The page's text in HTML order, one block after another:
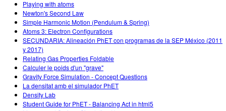
Playing with atoms
Newton's Second Law
Simple Harmonic Motion (Pendulum & Spring)
Atoms 3: Electron Configurations
SECUNDARIA: Alineación PhET con programas de la SEP México (2011
y 2017)
Relating Gas Properties Foldable
Calculer le poids d'un "grave"
Gravity Force Simulation - Concept Questions
La densitat amb el simulador PhET
Density Lab
Student Guide for PhET - Balancing Act in html5